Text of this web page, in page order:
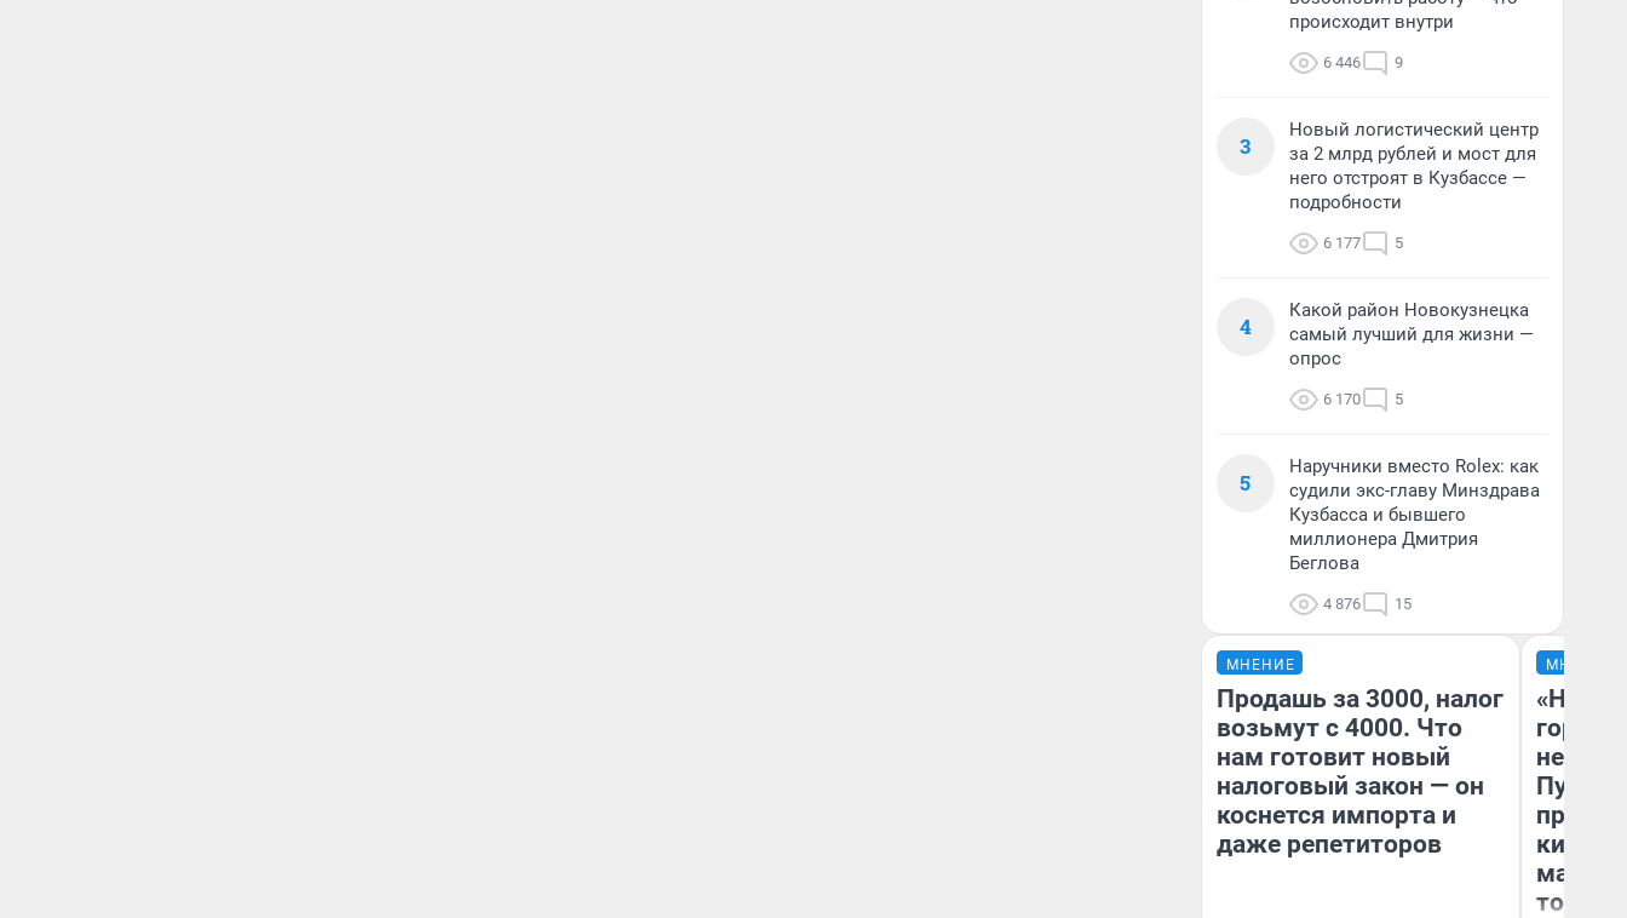
происходит внутри
6 446 9
3
Новый логистический центр
за 2 млрд рублей и мост для
него отстроят в Кузбассе —
подробности
6 177 5
4
Какой район Новокузнецка
самый лучший для жизни —
опрос
6 170 5
5
Наручники вместо Rolex: как
судили экс-главу Минздрава
Кузбасса и бывшего
миллионера Дмитрия
Беглова
4 876 15
МНЕНИЕ
Продашь за 3000, налог
возьмут с 4000. Что
нам готовит новый
налоговый закон — он
коснется импорта и
даже репетиторов
МНЕНИЕ
«Нет
того